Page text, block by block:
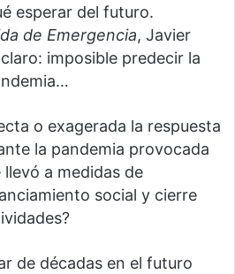
esperar del futuro.
de Emergencia, Javier
imposible predecir la
o exagerada la respuesta
la pandemia provocada
a medidas de
social y cierre
de décadas en el futuro